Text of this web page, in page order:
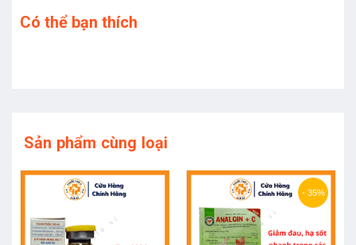
Có thể bạn thích
Sản phẩm cùng loại
- 35%